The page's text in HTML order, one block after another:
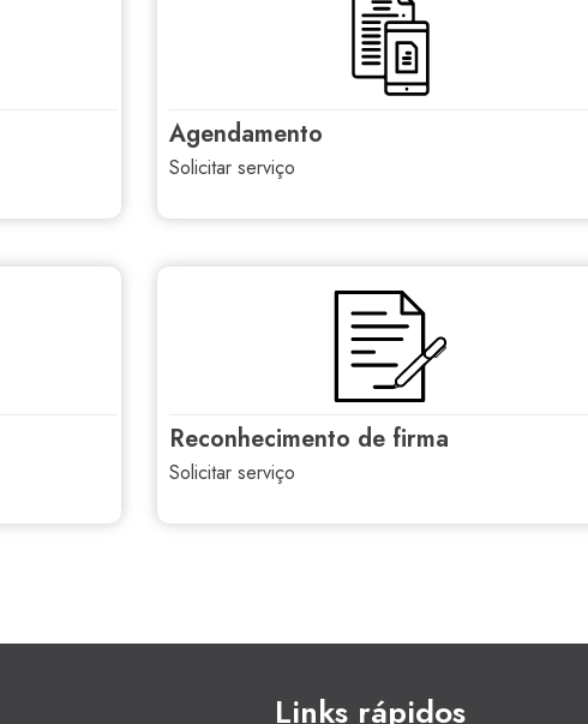
agendamento
solicitar serviço
reconhecimento de firma
solicitar serviço
Links rápidos